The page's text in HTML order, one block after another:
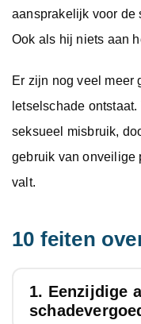
aansprakelijk voor de
Ook als hij niets aan
Er zijn nog veel meer
letselschade
seksueel misbruik,
gebruik van onveilige
valt.
10 feiten
1. Eenzijdige